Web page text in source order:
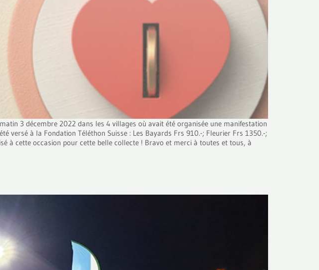
3 décembre 2022 dans les 4 villages où avait été organisée une manifestation
versé à la Fondation Téléthon Suisse : Les Bayards Frs 910.-; Fleurier Frs 1350.-;
à cette occasion pour cette belle collecte ! Bravo et merci à toutes et tous, à